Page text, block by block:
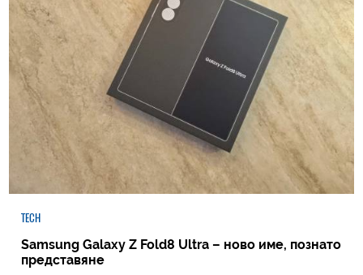
TECH
Samsung Galaxy Z Fold8 Ultra – ново име, познато
представяне